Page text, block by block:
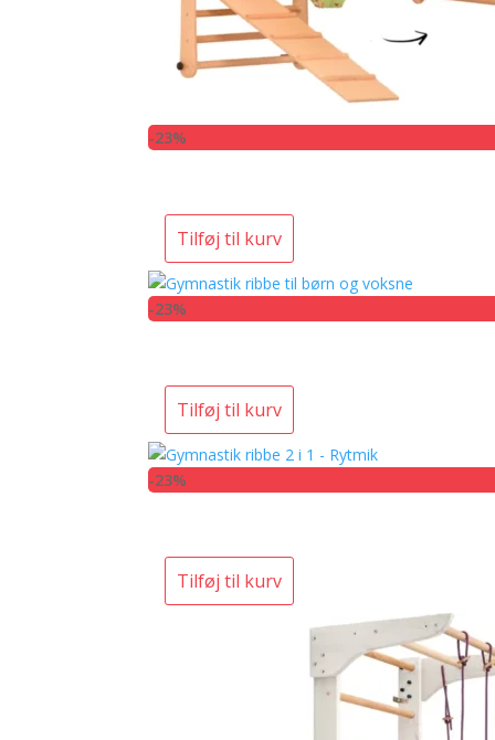
-23%
Tilføj til kurv
-23%
Tilføj til kurv
-23%
Tilføj til kurv